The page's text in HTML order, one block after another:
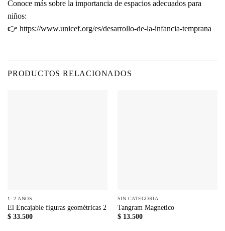
Conoce más sobre la importancia de espacios adecuados para
niños:
👉 https://www.unicef.org/es/desarrollo-de-la-infancia-temprana
PRODUCTOS RELACIONADOS
1- 2 AÑOS
El Encajable figuras geométricas 2
$33.500
SIN CATEGORÍA
Tangram Magnetico
$13.500